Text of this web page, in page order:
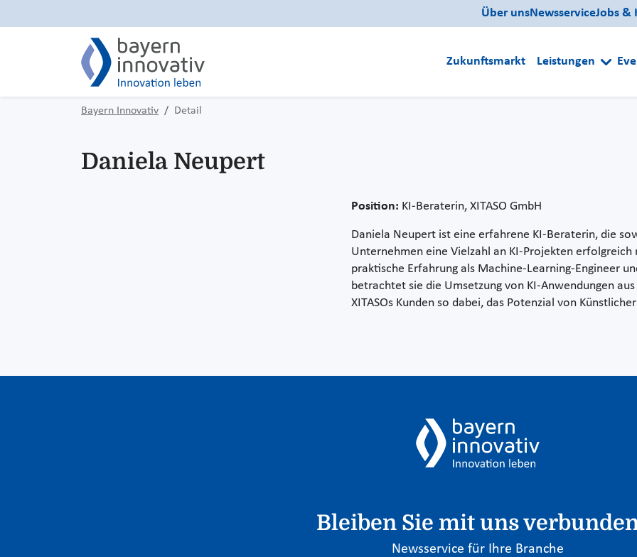
Über unsNewsserviceJobs &
Zukunftsmarkt Leistungen
Bayern Innovativ Detail
Daniela Neupert
Position: KI-Beraterin, XITASO GmbH
Daniela Neupert ist eine erfahrene KI-Beraterin, die
Unternehmen eine Vielzahl an KI-Projekten
praktische Erfahrung als Machine-Learning-Engineer
betrachtet sie die Umsetzung von KI-Anwendungen
XITASOs Kunden so dabei, das Potenzial von
Bleiben Sie mit uns
Newsservice für Ihre Branche